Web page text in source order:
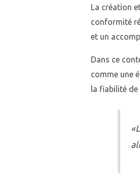
La création
conformité
et un
Dans ce
comme une
la fiabilité de